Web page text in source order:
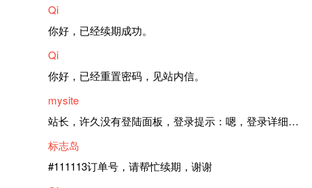
Qi
你好，已经续期成功。
Qi
你好，已经重置密码，见站内信。
mysite
站长，许久没有登陆面板，登录提示：嗯，登录详细信息似乎不正确。请重试。 网站还可以正常使用。如果是密码问题请帮忙重置一下密码。谢谢。订单号：97790，账号：aa20210950。 站长，提交了工单，你回复续期成功，不过我的问题是面部登陆信息有问题，一直是初始密码，现在无法登陆，有时间麻烦排查一下。
标志岛
#111113订单号，请帮忙续期，谢谢